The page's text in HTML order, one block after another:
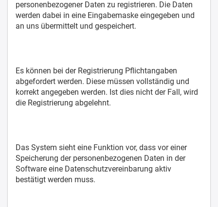
personenbezogener Daten zu registrieren. Die Daten
werden dabei in eine Eingabemaske eingegeben und
an uns übermittelt und gespeichert.
Es können bei der Registrierung Pflichtangaben
abgefordert werden. Diese müssen vollständig und
korrekt angegeben werden. Ist dies nicht der Fall, wird
die Registrierung abgelehnt.
Das System sieht eine Funktion vor, dass vor einer
Speicherung der personenbezogenen Daten in der
Software eine Datenschutzvereinbarung aktiv
bestätigt werden muss.